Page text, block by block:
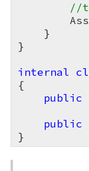
//
    }
}
internal
{
public
public
}